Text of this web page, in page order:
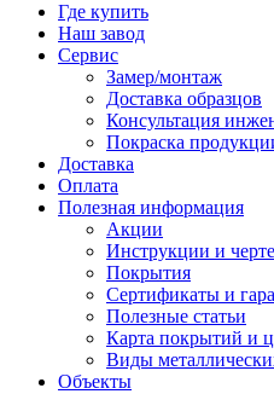
Где купить
Наш завод
Сервис
Замер/монтаж
Доставка образцов
Консультация
Покраска
Доставка
Оплата
Полезная информация
Акции
Инструкции и
Покрытия
Сертификаты и
Полезные статьи
Карта покрытий и
Виды
Объекты